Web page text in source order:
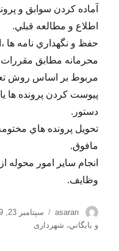
آماده كردن سوابق و
اطلاع و مطالعه قبلي.
حفظ و نگهداري نامه ها
محرمانه مطابق
مربوط بر اساس روش
پيوست كردن پرونده ها
دستور.
تحويل پرونده هاي
مافوق.
انجام ساير امور
وظايف.
نویسنده
asaran
ارسال
شده
سپتامبر 23, 2019
و بايگاني، شهرداری